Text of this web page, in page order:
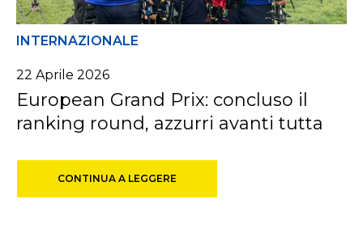
INTERNAZIONALE
22 Aprile 2026
European Grand Prix: concluso il
ranking round, azzurri avanti tutta
CONTINUA A LEGGERE